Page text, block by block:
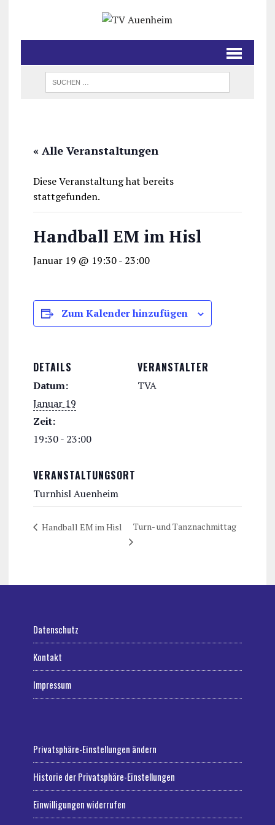
« Alle Veranstaltungen
Diese Veranstaltung hat bereits
stattgefunden.
Handball EM im Hisl
Januar 19 @ 19:30- 23:00
Zum Kalender hinzufügen
DETAILS
Datum:
Januar 19
Zeit:
19:30 - 23:00
VERANSTALTER
TVA
VERANSTALTUNGSORT
Turnhisl Auenheim
Handball EM im Hisl Turn- und Tanznachmittag
Datenschutz
Kontakt
Impressum
Privatsphäre-Einstellungen ändern
Historie der Privatsphäre-Einstellungen
Einwilligungen widerrufen